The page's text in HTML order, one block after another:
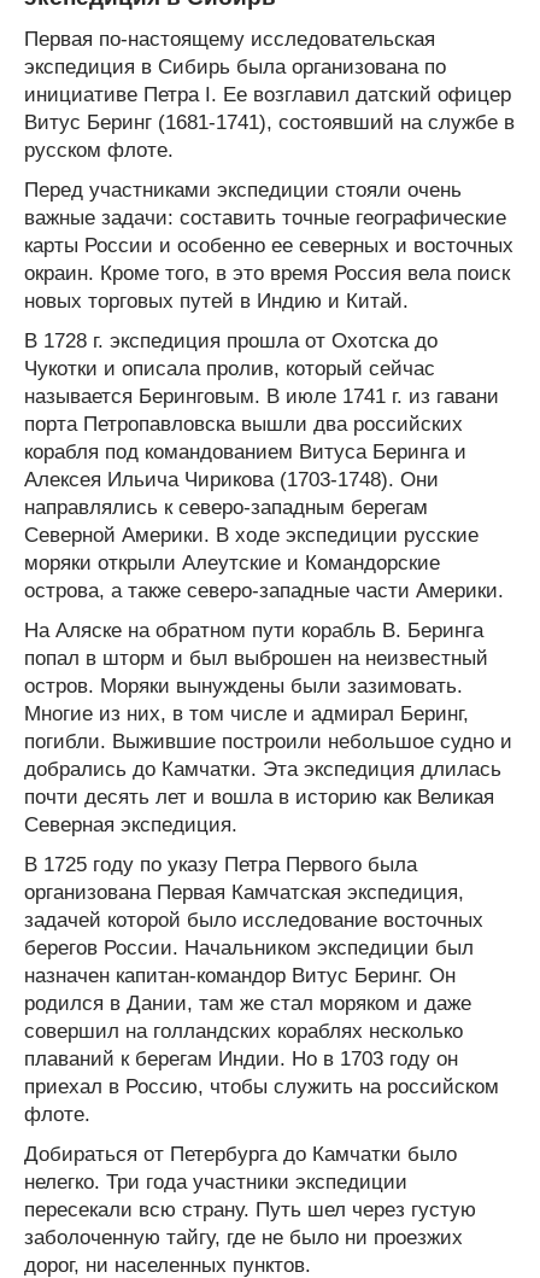
Первая по-настоящему исследовательская
экспедиция в Сибирь была организована по
инициативе Петра I. Ее возглавил датский офицер
Витус Беринг (1681-1741), состоявший на службе в
русском флоте.
Перед участниками экспедиции стояли очень
важные задачи: составить точные географические
карты России и особенно ее северных и восточных
окраин. Кроме того, в это время Россия вела поиск
новых торговых путей в Индию и Китай.
В 1728 г. экспедиция прошла от Охотска до
Чукотки и описала пролив, который сейчас
называется Беринговым. В июле 1741 г. из гавани
порта Петропавловска вышли два российских
корабля под командованием Витуса Беринга и
Алексея Ильича Чирикова (1703-1748). Они
направлялись к северо-западным берегам
Северной Америки. В ходе экспедиции русские
моряки открыли Алеутские и Командорские
острова, а также северо-западные части Америки.
На Аляске на обратном пути корабль В. Беринга
попал в шторм и был выброшен на неизвестный
остров. Моряки вынуждены были зазимовать.
Многие из них, в том числе и адмирал Беринг,
погибли. Выжившие построили небольшое судно и
добрались до Камчатки. Эта экспедиция длилась
почти десять лет и вошла в историю как Великая
Северная экспедиция.
В 1725 году по указу Петра Первого была
организована Первая Кам­чатская экспедиция,
задачей которой было исследование восточных
берегов России. Начальником экспедиции был
назначен капитан-командор Витус Беринг. Он
родился в Дании, там же стал моряком и даже
совершил на голландских кораблях несколько
плаваний к берегам Индии. Но в 1703 году он
приехал в Россию, чтобы служить на российском
флоте.
Добираться от Петербурга до Камчатки было
нелегко. Три года участники экспедиции
пересекали всю страну. Путь шел через густую
заболоченную тайгу, где не было ни проезжих
дорог, ни населенных пунктов.